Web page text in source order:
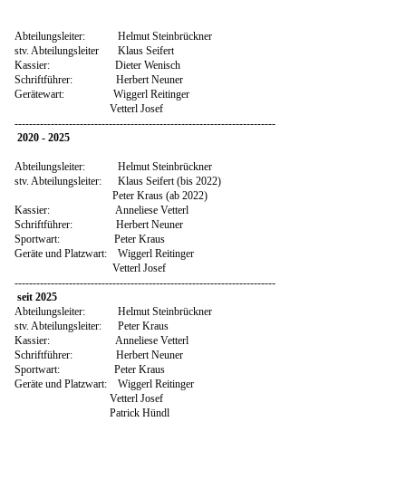
Abteilungsleiter: Helmut Steinbrückner
stv. Abteilungsleiter Klaus Seifert
Kassier: Dieter Wenisch
Schriftführer: Herbert Neuner
Gerätewart: Wiggerl Reitinger
Vetterl Josef
------------------------------------------------------------------------
2020 - 2025
Abteilungsleiter: Helmut Steinbrückner
stv. Abteilungsleiter: Klaus Seifert (bis 2022)
Peter Kraus (ab 2022)
Kassier: Anneliese Vetterl
Schriftführer: Herbert Neuner
Sportwart: Peter Kraus
Geräte und Platzwart: Wiggerl Reitinger
Vetterl Josef
------------------------------------------------------------------------
seit 2025
Abteilungsleiter: Helmut Steinbrückner
stv. Abteilungsleiter: Peter Kraus
Kassier: Anneliese Vetterl
Schriftführer: Herbert Neuner
Sportwart: Peter Kraus
Geräte und Platzwart: Wiggerl Reitinger
Vetterl Josef
Patrick Hündl